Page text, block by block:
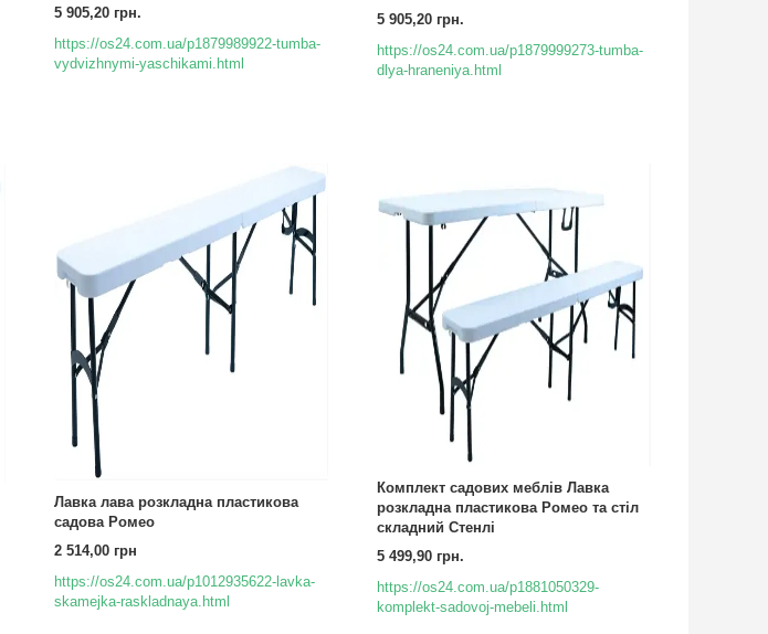
5 905,20 грн.
https://os24.com.ua/p1879989922-tumba-
vydvizhnymi-yaschikami.html
5 905,20 грн.
https://os24.com.ua/p1879999273-tumba-
dlya-hraneniya.html
Лавка лава розкладна пластикова
садова Ромео
2 514,00 грн
https://os24.com.ua/p1012935622-lavka-
skamejka-raskladnaya.html
Комплект садових меблів Лавка
розкладна пластикова Ромео та стіл
складний Стенлі
5 499,90 грн.
https://os24.com.ua/p1881050329-
komplekt-sadovoj-mebeli.html